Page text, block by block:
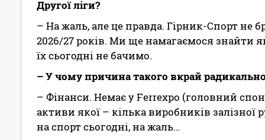
Другої ліги?
– На жаль, але це правда. Гірник-Спорт не
2026/27 років. Ми ще намагаємося знайти
їх сьогодні не бачимо.
– У чому причина такого вкрай
– Фінанси. Немає у Ferrexpo (головний
активи якої – кілька виробників
на спорт сьогодні, на жаль…